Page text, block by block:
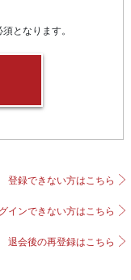
となります。
登録できない方はこちら
インできない方はこちら
退会後の再登録はこちら